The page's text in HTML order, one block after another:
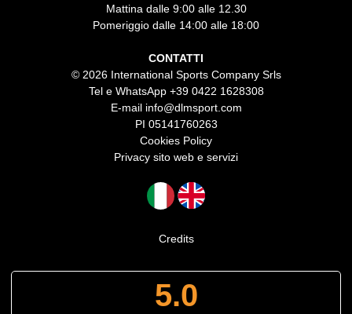
Mattina dalle 9:00 alle 12.30
Pomeriggio dalle 14:00 alle 18:00
CONTATTI
© 2026 International Sports Company Srls
Tel e WhatsApp +39 0422 1628308
E-mail info@dlmsport.com
PI 05141760263
Cookies Policy
Privacy sito web e servizi
Credits
5.0